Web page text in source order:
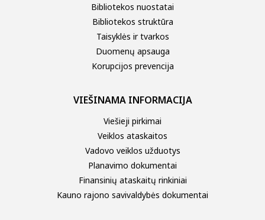
Bibliotekos nuostatai
Bibliotekos struktūra
Taisyklės ir tvarkos
Duomenų apsauga
Korupcijos prevencija
VIEŠINAMA INFORMACIJA
Viešieji pirkimai
Veiklos ataskaitos
Vadovo veiklos užduotys
Planavimo dokumentai
Finansinių ataskaitų rinkiniai
Kauno rajono savivaldybės dokumentai